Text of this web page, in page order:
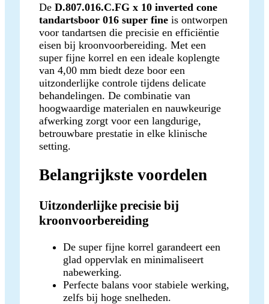
De D.807.016.C.FG x 10 inverted cone
tandartsboor 016 super fine is ontworpen
voor tandartsen die precisie en efficiëntie
eisen bij kroonvoorbereiding. Met een
super fijne korrel en een ideale koplengte
van 4,00 mm biedt deze boor een
uitzonderlijke controle tijdens delicate
behandelingen. De combinatie van
hoogwaardige materialen en nauwkeurige
afwerking zorgt voor een langdurige,
betrouwbare prestatie in elke klinische
setting.
Belangrijkste voordelen
Uitzonderlijke precisie bij
kroonvoorbereiding
De super fijne korrel garandeert een
glad oppervlak en minimaliseert
nabewerking.
Perfecte balans voor stabiele werking,
zelfs bij hoge snelheden.